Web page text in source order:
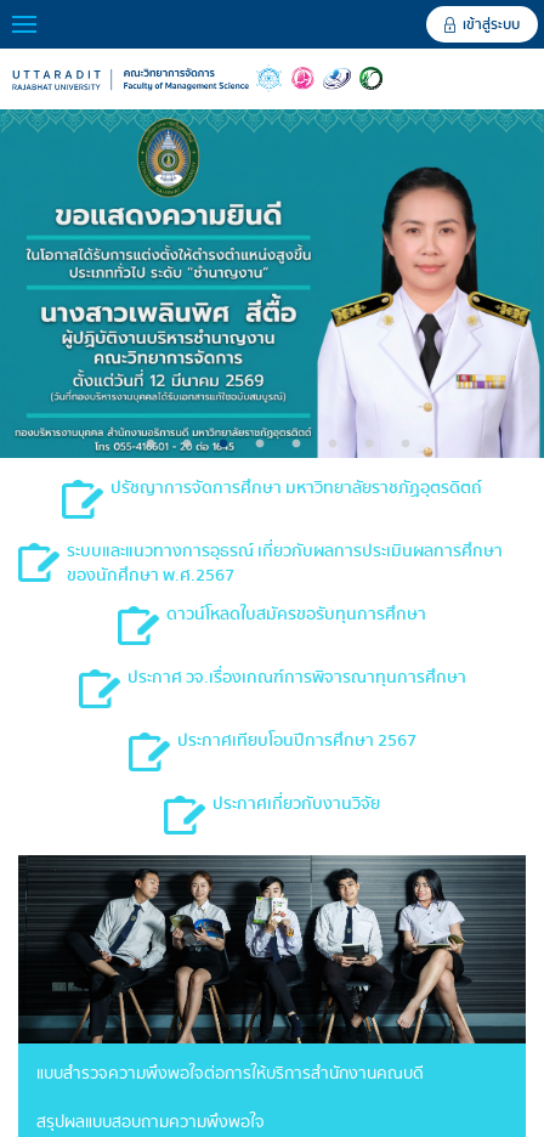
เข้าสู่ระบบ
ปรัชญาการจัดการศึกษา มหาวิทยาลัยราชภัฏอุตรดิตถ์
ระบบและแนวทางการอุธรณ์ เกี่ยวกับผลการประเมินผลการศึกษา
ของนักศึกษา พ.ศ.2567
ดาวน์โหลดใบสมัครขอรับทุนการศึกษา
ประกาศ วจ.เรื่องเกณฑ์การพิจารณาทุนการศึกษา
ประกาศเทียบโอนปีการศึกษา 2567
ประกาศเกี่ยวกับงานวิจัย
แบบสำรวจความพึงพอใจต่อการให้บริการสำนักงานคณบดี
สรุปผลแบบสอบถามความพึงพอใจ